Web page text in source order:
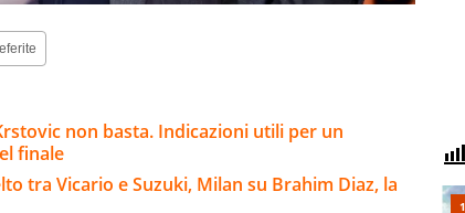
non basta. Indicazioni utili per un
finale
tra Vicario e Suzuki, Milan su Brahim Diaz, la